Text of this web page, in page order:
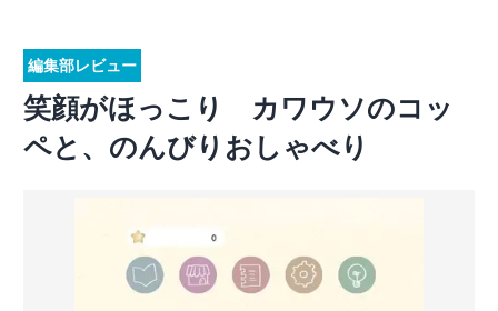
編集部レビュー
笑顔がほっこり カワウソのコッ
ペと、のんびりおしゃべり